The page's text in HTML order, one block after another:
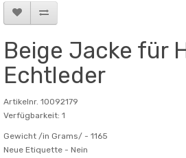
Beige Jacke für
Echtleder
Artikelnr. 10092179
Verfügbarkeit: 1
Gewicht /in Grams/ - 1165
Neue Etiquette - Nein